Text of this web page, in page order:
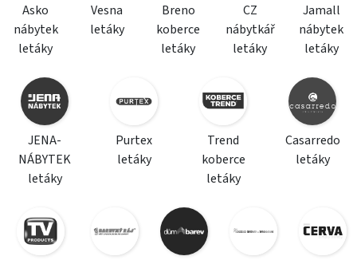
Asko
nábytek
letáky
Vesna
letáky
Breno
koberce
letáky
CZ
nábytkář
letáky
Jamall
nábytek
letáky
JENA-
NÁBYTEK
letáky
Purtex
letáky
Trend
koberce
letáky
Casarredo
letáky